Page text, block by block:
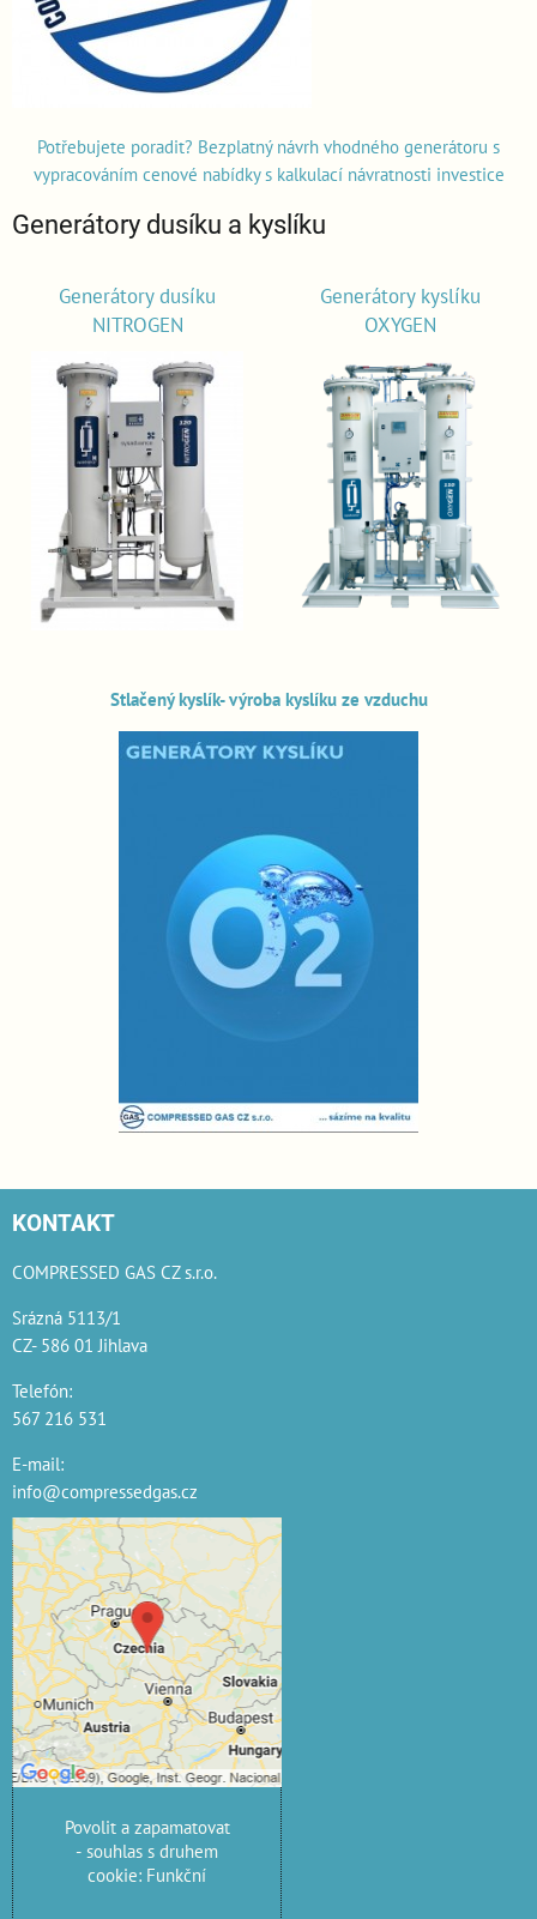
Potřebujete poradit? Bezplatný návrh vhodného generátoru s
vypracováním cenové nabídky s kalkulací návratnosti investice
Generátory dusíku a kyslíku
Generátory dusíku
NITROGEN
Generátory kyslíku
OXYGEN
Stlačený kyslík- výroba kyslíku ze vzduchu
KONTAKT
COMPRESSED GAS CZ s.r.o.
Srázná 5113/1
CZ- 586 01 Jihlava
Telefón:
567 216 531
E-mail:
info@compressedgas.cz
Externí obsah je
blokován Volbami
soukromí
Přejete si načíst externí
obsah?
Povolit jednou
Povolit a zapamatovat
- souhlas s druhem
cookie: Funkční